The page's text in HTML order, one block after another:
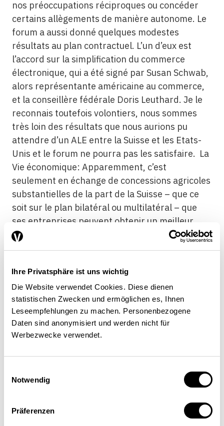
Ihre Privatsphäre ist uns wichtig
Die Website verwendet Cookies. Diese dienen
statistischen Zwecken und ermöglichen es, Ihnen
Leseempfehlungen zu machen. Personenbezogene
Daten sind anonymisiert und werden nicht für
Werbezwecke verwendet.
Notwendig
Präferenzen